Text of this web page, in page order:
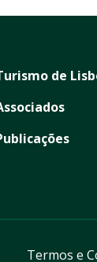
de
Termos e